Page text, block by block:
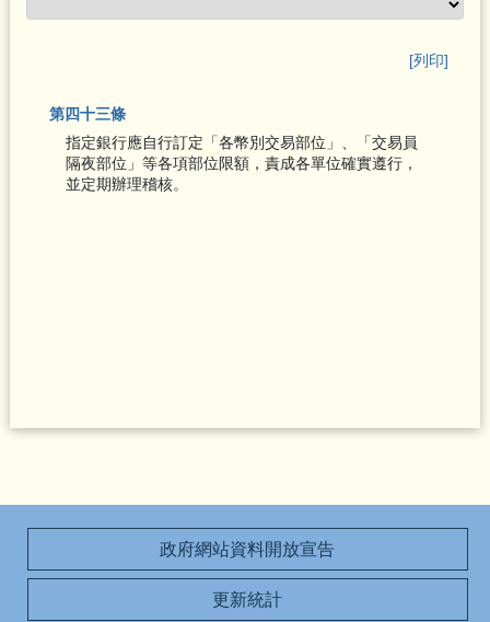
[列印]
第四十三條
指定銀行應自行訂定「各幣別交易部位」、「交易員
隔夜部位」等各項部位限額，責成各單位確實遵行，
並定期辦理稽核。
政府網站資料開放宣告
更新統計